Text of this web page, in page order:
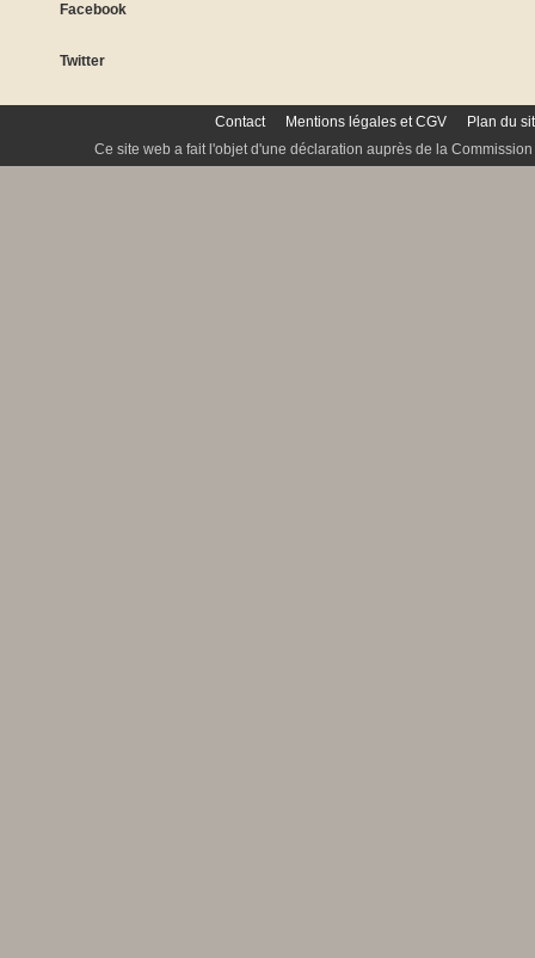
Facebook
Twitter
Contact Mentions légales et CGV
Plan du
Ce site web a fait l'objet d'une déclaration auprès de la